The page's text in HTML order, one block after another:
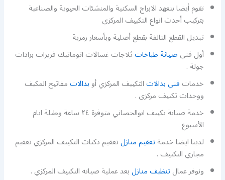
نقوم أيضا بتعهد الابراج السكنية والمنشئات الحيوية والصناعية
بتركيب أحدث انواع التكييف المركزي
تبديل القطع التالفة بقطع أصلية وبأسعار رمزية
أول فنيصيانة طباخاتثلاجات غسالات اتوماتيك فريزات برادات
جولة .
خدماتفني بدالاتالتكييف المركزي أوبدالاتمفاتيح المكيف
ووحدات تكييف مركزى .
خدمة صيانة تكييف ابوالحصاني متوفرة ٢٤ ساعة وطيلة ايام
الأسبوع
لدينا ايضا خدمةتعقيم منازلتعقيم دكتات التكييف المركزي تعقيم
مجاري التكييف .
ونوفر عمالتنظيف منازلبعد عملية صيانه التكييف المركزي .